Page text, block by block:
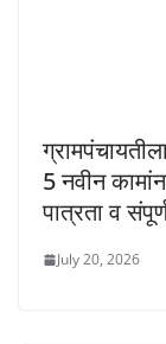
5 नवीन
पात्रता व
July 20, 2026